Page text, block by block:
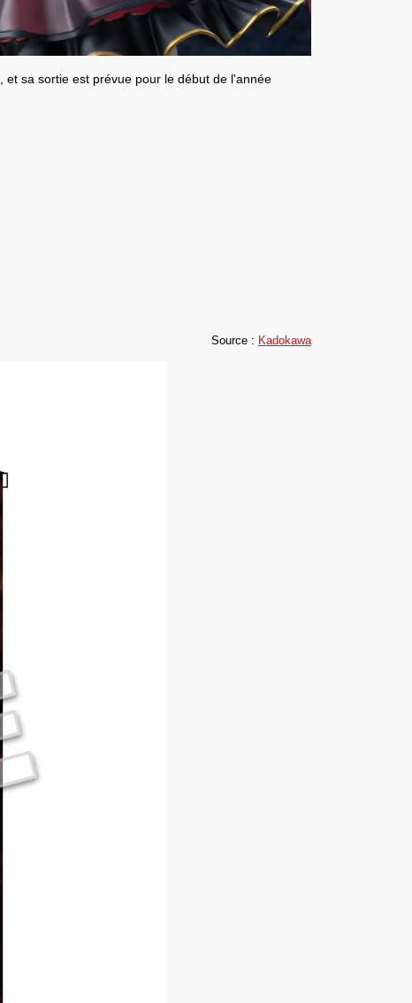
, et sa sortie est prévue pour le début de l'année
Source : Kadokawa